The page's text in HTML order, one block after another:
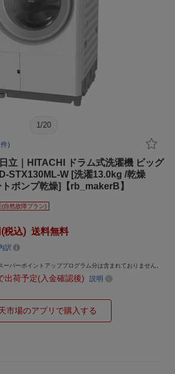
1 /20
)
立｜HITACHI ドラム式洗濯機 ビッグ
STX130ML-W [洗濯13.0kg /乾燥
ポンプ乾燥]【rb_makerB】
(自然故障プラン)
(税込) 送料無料
訳
ーパーポイントアッププログラム分は含まれておりません。
出荷予定(入金確認後) 説明
市場のアプリで購入する